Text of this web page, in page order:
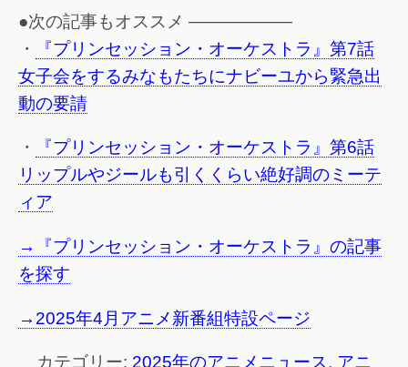
●次の記事もオススメ ——————
・
『プリンセッション・オーケストラ』第7話
女子会をするみなもたちにナビーユから緊急出
動の要請
・
『プリンセッション・オーケストラ』第6話
リップルやジールも引くくらい絶好調のミーテ
ィア
→『プリンセッション・オーケストラ』の記事
を探す
→2025年4月アニメ新番組特設ページ
カテゴリー: 2025年のアニメニュース, アニ